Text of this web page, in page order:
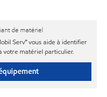
de matériel
Serv℠ vous aide à identifier
votre matériel particulier.